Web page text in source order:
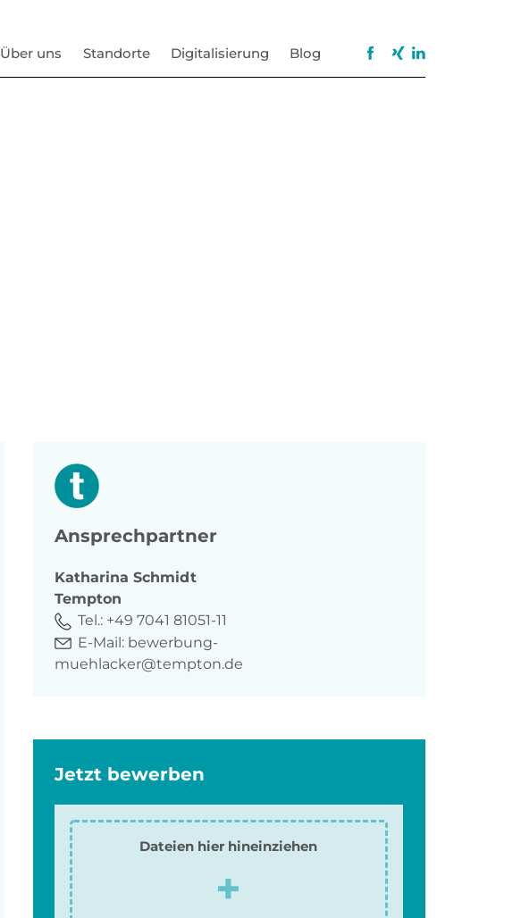
Über uns Standorte Digitalisierung Blog
Ansprechpartner
Katharina Schmidt
Tempton
Tel.: +49 7041 81051-11
E-Mail: bewerbung-
muehlacker@tempton.de
Jetzt bewerben
Dateien hier hineinziehen